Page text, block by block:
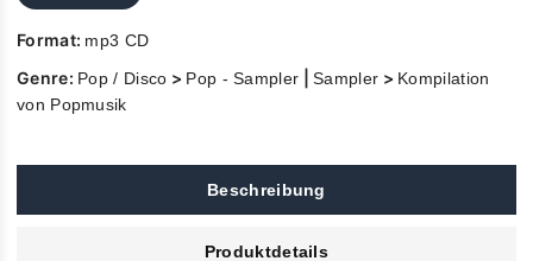
Format: mp3 CD
Genre: Pop / Disco > Pop - Sampler |Sampler > Kompilation
von Popmusik
Beschreibung
Produktdetails